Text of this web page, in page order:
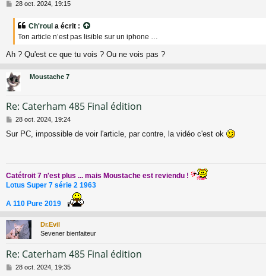
M
e
28 oct. 2024, 19:15
Ch'roul a écrit :
Ton article n’est pas lisible sur un iphone …
Ah ? Qu'est ce que tu vois ? Ou ne vois pas ?
Moustache 7
Re: Caterham 485 Final édition
M
s
e
28 oct. 2024, 19:24
Sur PC, impossible de voir l'article, par contre, la vidéo c'est ok
Catétroit 7 n'est plus ... mais Moustache est reviendu !
Lotus Super 7 série 2 1963
A 110 Pure 2019
Dr.Evil
Sevener bienfaiteur
Re: Caterham 485 Final édition
M
28 oct. 2024, 19:35